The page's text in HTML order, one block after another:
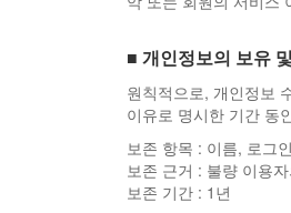
■ 개인정보의 보유
원칙적으로, 개인정보
이유로 명시한 기간 동
보존 항목 : 이름, 로그
보존 근거 : 불량 이용
보존 기간 : 1년